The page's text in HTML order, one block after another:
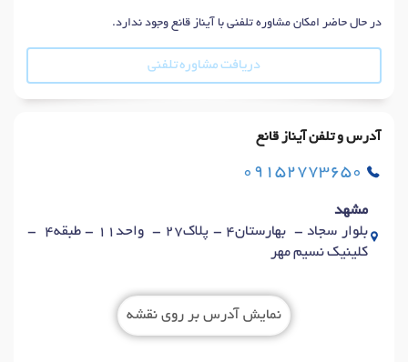
در حال حاضر امکان مشاوره تلفنی با آیناز قانع وجود ندارد.
دریافت مشاوره تلفنی
آدرس و تلفن آیناز قانع
09152773650
مشهد
بلوار سجاد - بهارستان4 - پلاک27 - واحد11 - طبقه4 -
کلینیک نسیم مهر
نمایش آدرس بر روی نقشه